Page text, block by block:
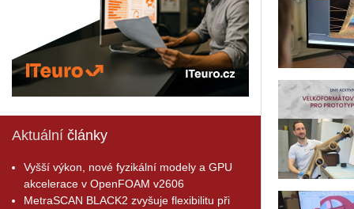
Aktuální články
Vyšší výkon, nové fyzikální modely a GPU
akcelerace v OpenFOAM v2606
MetraSCAN BLACK2 zvyšuje flexibilitu při